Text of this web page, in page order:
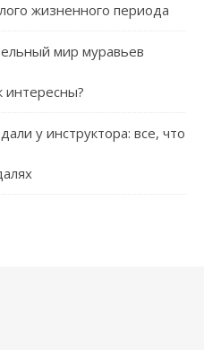
жизненного периода
мир муравьев
интересны?
у инструктора: все, что